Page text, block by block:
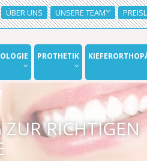
ÜBER UNS UNSERE TEAM
PROTHETIK
RICHTIGEN